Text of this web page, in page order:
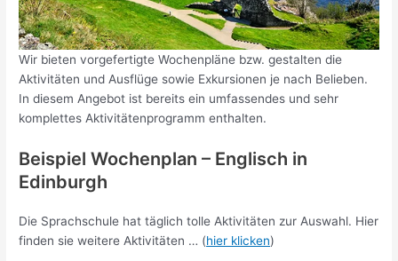
Wir bieten vorgefertigte Wochenpläne bzw. gestalten die
Aktivitäten und Ausflüge sowie Exkursionen je nach Belieben.
In diesem Angebot ist bereits ein umfassendes und sehr
komplettes Aktivitätenprogramm enthalten.
Beispiel Wochenplan – Englisch in
Edinburgh
Die Sprachschule hat täglich tolle Aktivitäten zur Auswahl. Hier
finden sie weitere Aktivitäten … (hier klicken)